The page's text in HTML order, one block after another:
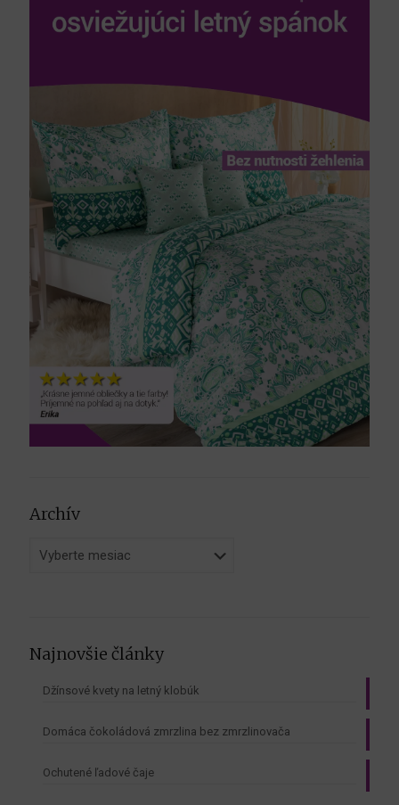
Archív
Najnovšie články
Džínsové kvety na letný klobúk
Domáca čokoládová zmrzlina bez zmrzlinovača
Ochutené ľadové čaje